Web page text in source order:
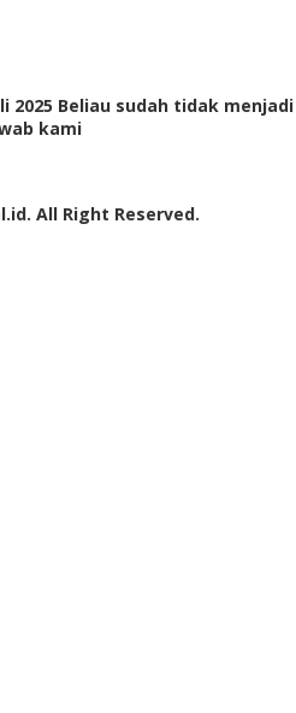
2025 Beliau sudah tidak
kami
All Right Reserved.